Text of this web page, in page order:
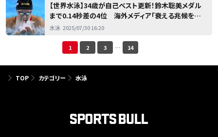
【世界水泳】34歳が自己ベスト更新！鈴木聡美メダル
まで0.14秒差の4位 海外メディア「衰える兆候を見
せていない」
水泳 2025/07/30 16:20
1 2 3 … 14
TOP カテゴリー 水泳